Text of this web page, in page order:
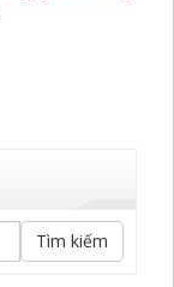
Tìm kiếm